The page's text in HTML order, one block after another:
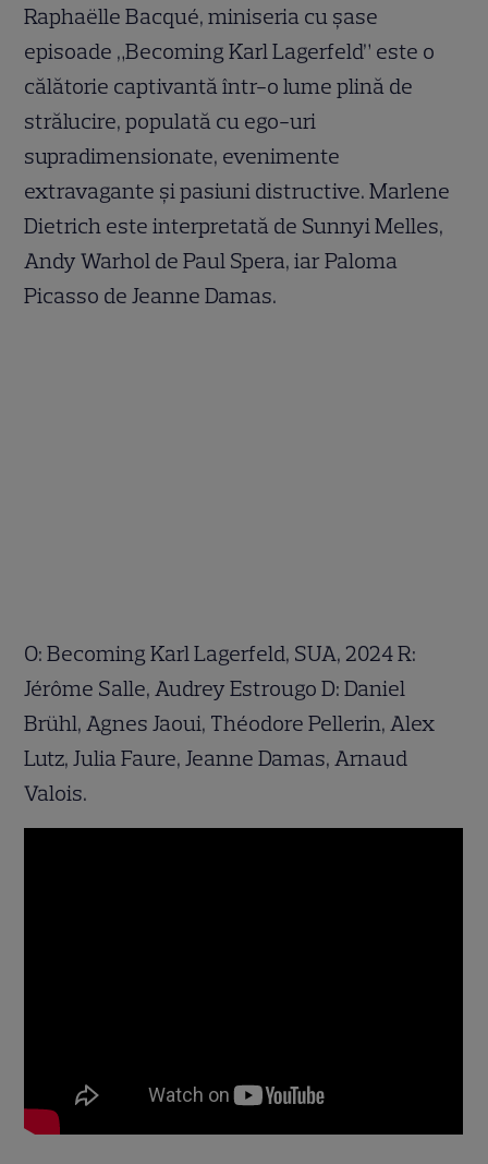
Raphaëlle Bacqué, miniseria cu șase
episoade „Becoming Karl Lagerfeld” este o
călătorie captivantă într-o lume plină de
strălucire, populată cu ego-uri
supradimensionate, evenimente
extravagante și pasiuni distructive. Marlene
Dietrich este interpretată de Sunnyi Melles,
Andy Warhol de Paul Spera, iar Paloma
Picasso de Jeanne Damas.
O: Becoming Karl Lagerfeld, SUA, 2024 R:
Jérôme Salle, Audrey Estrougo D: Daniel
Brühl, Agnes Jaoui, Théodore Pellerin, Alex
Lutz, Julia Faure, Jeanne Damas, Arnaud
Valois.